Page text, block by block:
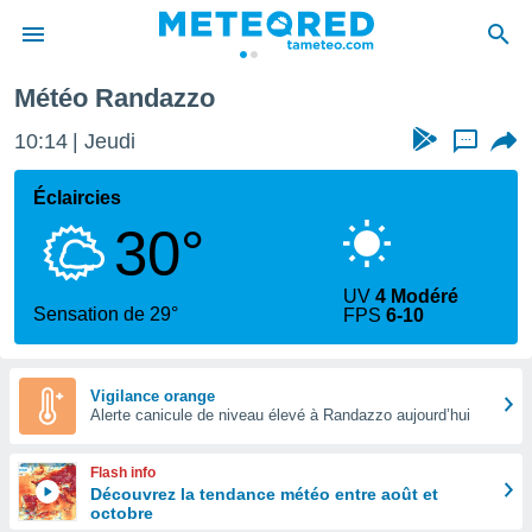
de
Météo Randazzo
10:15 Jeudi ...
Éclaircies
30°
Sensation de 29°
UV4 Modéré
FPS6-10
Vigilance orange
Alerte canicule de niveau élevé à Randazzo aujourd’hui
Flash info
Découvrez la tendance météo entre août et
octobre